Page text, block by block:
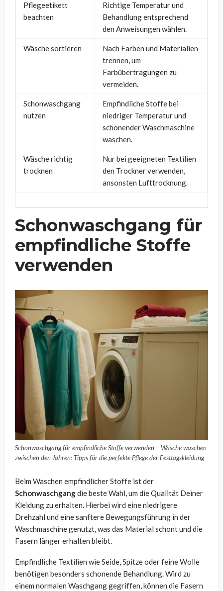
Pflegeetikett
beachten
Richtige Temperatur und
Behandlung entsprechend
den Anweisungen wählen.
Wäsche sortieren
Nach Farben und Materialien
trennen, um
Farbübertragungen zu
vermeiden.
Schonwaschgang
nutzen
Empfindliche Stoffe bei
niedriger Temperatur und
schonender Waschmaschine
waschen.
Wäsche richtig
trocknen
Nur bei geeigneten Textilien
den Trockner verwenden,
ansonsten Lufttrocknung.
Schonwaschgang für
empfindliche Stoffe
verwenden
Schonwaschgang für empfindliche Stoffe verwenden – Wäsche waschen
zwischen den Jahren: Tipps für die perfekte Pflege der Festtagskleidung
Beim Waschen empfindlicher Stoffe ist der
Schonwaschgangdie beste Wahl, um die Qualität Deiner
Kleidung zu erhalten. Hierbei wird eine niedrigere
Drehzahl und eine sanftere Bewegungsführung in der
Waschmaschine genutzt, was das Material schont und die
Fasern länger erhalten bleibt.
Empfindliche Textilien wie Seide, Spitze oder feine Wolle
benötigen besonders schonende Behandlung. Wird zu
einem normalen Waschgang gegriffen, können die Fasern